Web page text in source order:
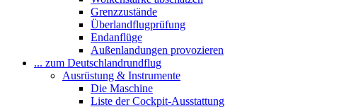
Grenzzustände
Überlandflugprüfung
Endanflüge
Außenlandungen provozieren
... zum Deutschlandrundflug
Ausrüstung & Instrumente
Die Maschine
Liste der Cockpit-Ausstattung